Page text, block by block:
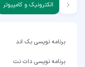
الکترونیک و کامپیوتر
برنامه نویسی بک اند
برنامه نویسی دات نت